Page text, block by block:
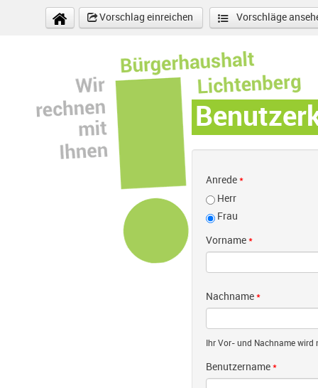
Direkt zum Inhalt
Vorschlag einreichen
Vorschläge
Anrede *
Herr
Frau
Vorname *
Nachname *
Ihr Vor- und Nachname
Benutzername *